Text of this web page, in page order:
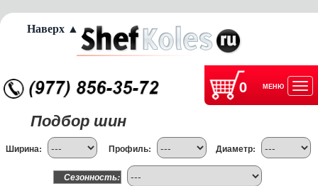
0 МЕНЮ
Подбор шин
Ширина: Профиль: Диаметр:
Сезонность:
Наверх ▲